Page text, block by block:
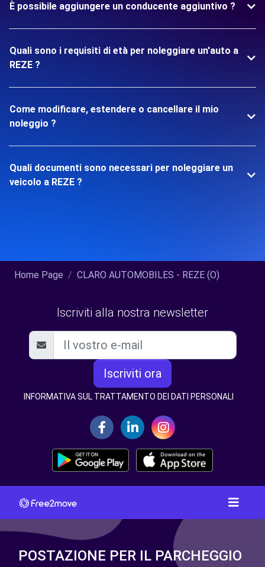
È possibile aggiungere un conducente aggiuntivo ?
Quali sono i requisiti di età per noleggiare un'auto a
REZE ?
Come modificare, estendere o cancellare il mio
noleggio ?
Quali documenti sono necessari per noleggiare un
veicolo a REZE ?
Home Page CLARO AUTOMOBILES - REZE (O)
Iscriviti alla nostra newsletter
Iscriviti ora
INFORMATIVA SUL TRATTAMENTO DEI DATI PERSONALI
POSTAZIONE PER IL PARCHEGGIO